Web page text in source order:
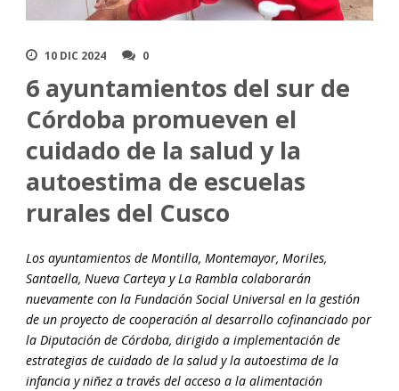
10 DIC 2024 0
6 ayuntamientos del sur de
Córdoba promueven el
cuidado de la salud y la
autoestima de escuelas
rurales del Cusco
Los ayuntamientos de Montilla, Montemayor, Moriles,
Santaella, Nueva Carteya y La Rambla colaborarán
nuevamente con la Fundación Social Universal en la gestión
de un proyecto de cooperación al desarrollo cofinanciado por
la Diputación de Córdoba, dirigido a implementación de
estrategias de cuidado de la salud y la autoestima de la
infancia y niñez a través del acceso a la alimentación